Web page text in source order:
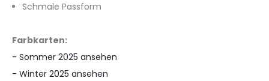
Schmale Passform
Farbkarten:
- Sommer 2025 ansehen
- Winter 2025 ansehen